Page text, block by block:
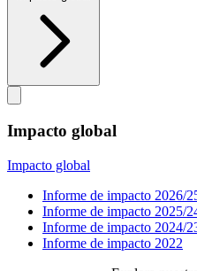
Impacto global
Impacto global
Informe de impacto 2026/
Informe de impacto 2025/
Informe de impacto 2024/
Informe de impacto 2022